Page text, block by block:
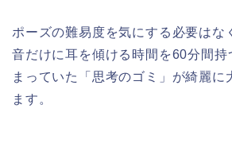
ポーズの難易度を気にする必要はな
音だけに耳を傾ける時間を60分間持
まっていた「思考のゴミ」が綺麗に
ます。